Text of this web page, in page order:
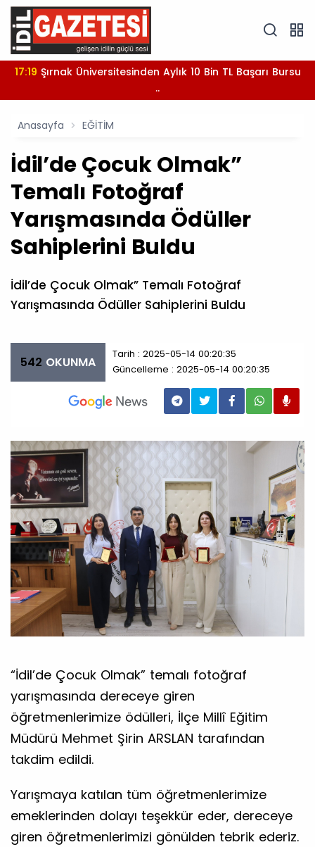
17:19
..
Anasayfa EĞİTİM
İdil’de Çocuk Olmak”
Temalı Fotoğraf
Yarışmasında Ödüller
Sahiplerini Buldu
İdil’de Çocuk Olmak” Temalı Fotoğraf
Yarışmasında Ödüller Sahiplerini Buldu
542 OKUNMA
Tarih : 2025-05-14 00:20:35
Güncelleme : 2025-05-14 00:20:35
“İdil’de Çocuk Olmak” temalı fotoğraf
yarışmasında dereceye giren
öğretmenlerimize ödülleri, İlçe Millî Eğitim
Müdürü Mehmet Şirin ARSLAN tarafından
takdim edildi.
Yarışmaya katılan tüm öğretmenlerimize
emeklerinden dolayı teşekkür eder, dereceye
giren öğretmenlerimizi gönülden tebrik ederiz.